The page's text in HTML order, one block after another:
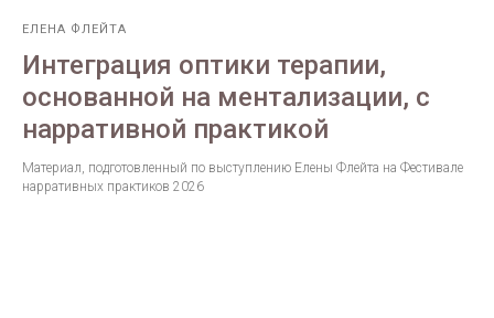
ЕЛЕНА ФЛЕЙТА
Интеграция оптики терапии,
основанной на ментализации, с
нарративной практикой
Материал, подготовленный по выступлению Елены Флейта на Фестивале
нарративных практиков 2026